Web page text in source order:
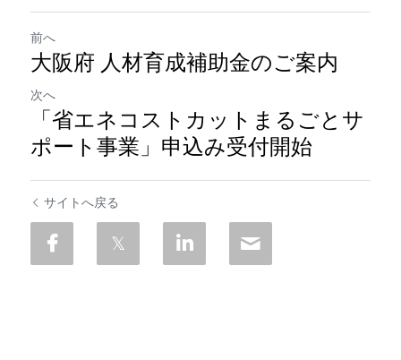
前へ
大阪府 人材育成補助金のご案内
次へ
「省エネコストカットまるごとサ
ポート事業」申込み受付開始
サイトへ戻る